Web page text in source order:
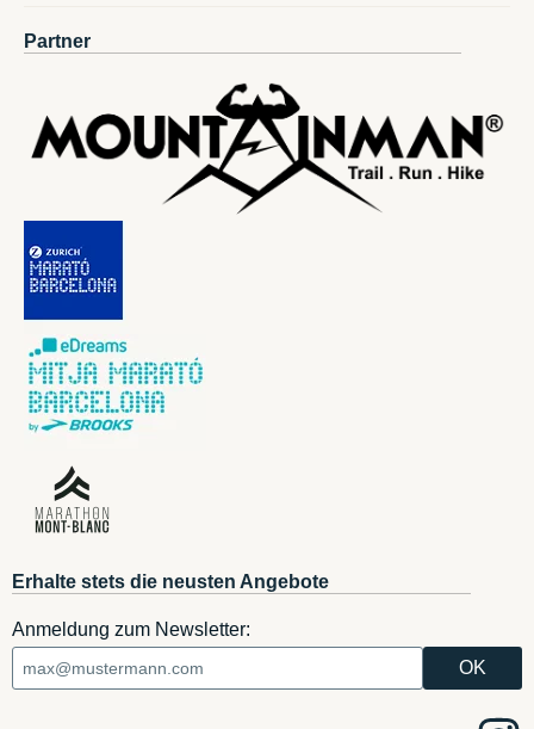
Partner
Erhalte stets die neusten Angebote
Anmeldung zum Newsletter: